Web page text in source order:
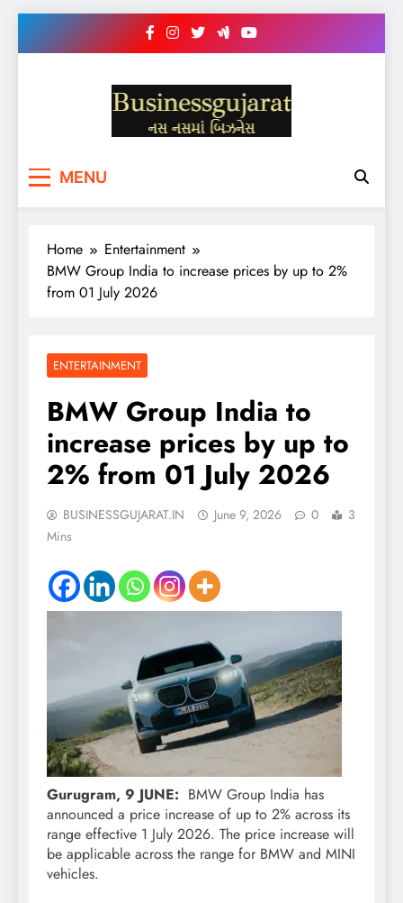
BUSINESS GUJARAT
MENU
Home
Entertainment
BMW Group India to increase prices by up to 2%
from 01 July 2026
ENTERTAINMENT
BMW Group India to
increase prices by up to
2% from 01 July 2026
BUSINESSGUJARAT.IN June 9, 2026 0
3
Mins
Gurugram, 9 JUNE: BMW Group India has
announced a price increase of up to 2% across its
range effective 1 July 2026. The price increase will
be applicable across the range for BMW and MINI
vehicles.